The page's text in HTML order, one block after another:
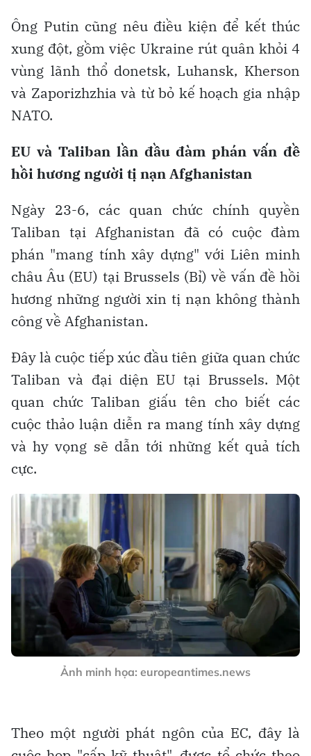
Ông Putin cũng nêu điều kiện để kết thúc
xung đột, gồm việc Ukraine rút quân khỏi 4
vùng lãnh thổ donetsk, Luhansk, Kherson
và Zaporizhzhia và từ bỏ kế hoạch gia nhập
NATO.
EU và Taliban lần đầu đàm phán vấn đề
hồi hương người tị nạn Afghanistan
Ngày 23-6, các quan chức chính quyền
Taliban tại Afghanistan đã có cuộc đàm
phán "mang tính xây dựng" với Liên minh
châu Âu (EU) tại Brussels (Bỉ) về vấn đề hồi
hương những người xin tị nạn không thành
công về Afghanistan.
Đây là cuộc tiếp xúc đầu tiên giữa quan chức
Taliban và đại diện EU tại Brussels. Một
quan chức Taliban giấu tên cho biết các
cuộc thảo luận diễn ra mang tính xây dựng
và hy vọng sẽ dẫn tới những kết quả tích
cực.
Ảnh minh họa: europeantimes.news
Theo một người phát ngôn của EC, đây là